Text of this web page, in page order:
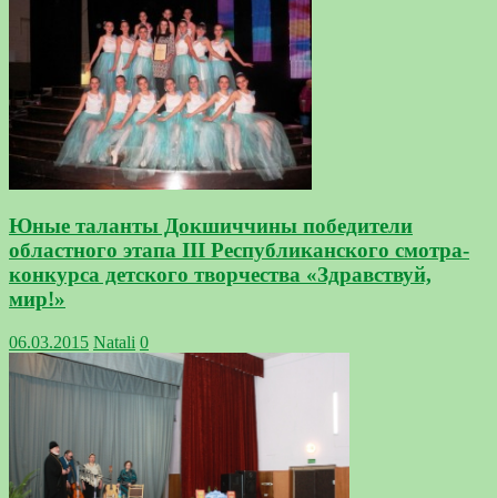
Юные таланты Докшиччины победители
областного этапа III Республиканского смотра-
конкурса детского творчества «Здравствуй,
мир!»
06.03.2015 Natali 0